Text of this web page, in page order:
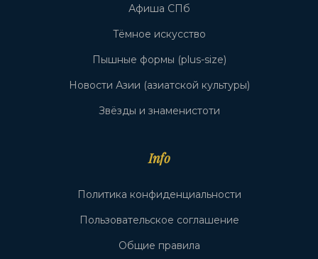
Афиша СПб
Тёмное искусство
Пышные формы (plus-size)
Новости Азии (азиатской культуры)
Звёзды и знаменистоти
Info
Политика конфиденциальности
Пользовательское соглашение
Общие правила